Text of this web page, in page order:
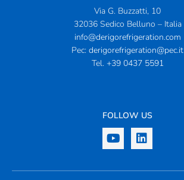
Via G. Buzzatti, 10
32036 Sedico Belluno – Italia
info@derigorefrigeration.com
Pec: derigorefrigeration@pec.it
Tel. +39 0437 5591
FOLLOW US